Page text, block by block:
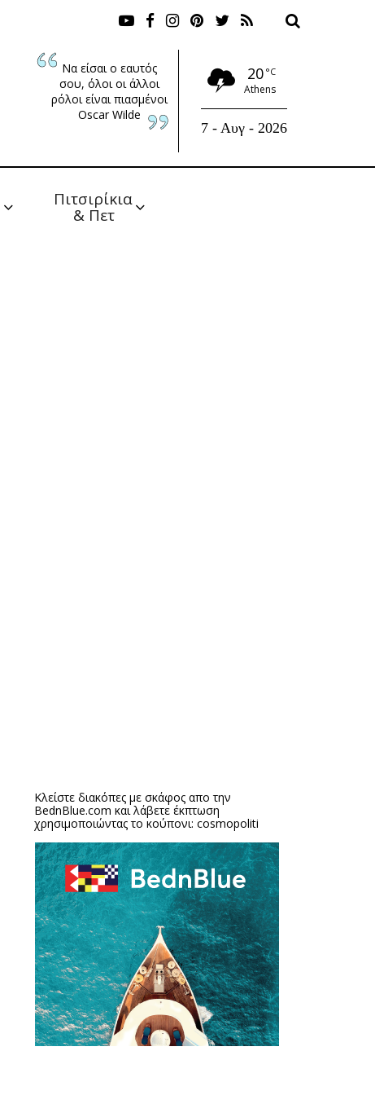
Να είσαι ο εαυτός
σου, όλοι οι άλλοι
ρόλοι είναι πιασμένοι
Oscar Wilde
20 °C
Athens
7 - Αυγ - 2026
Πιτσιρίκια
& Πετ
Κλείστε διακόπες με σκάφος απο την
BednBlue.com και λάβετε έκπτωση
χρησιμοποιώντας το κούπονι: cosmopoliti